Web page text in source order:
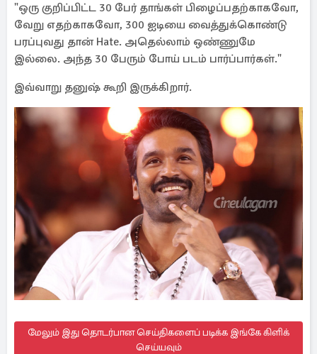
"ஒரு குறிப்பிட்ட 30 பேர் தாங்கள் பிழைப்பதற்காகவோ,
வேறு எதற்காகவோ, 300 ஐடியை வைத்துக்கொண்டு
பரப்புவது தான் Hate. அதெல்லாம் ஒண்ணுமே
இல்லை. அந்த 30 பேரும் போய் படம் பார்ப்பார்கள்."
இவ்வாறு தனுஷ் கூறி இருக்கிறார்.
மேலும் இது தொடர்பான செய்திகளைப் படிக்க இங்கே கிளிக்
செய்யவும்